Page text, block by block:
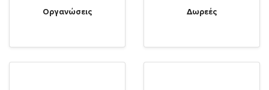
Οργανώσεις Δωρεές